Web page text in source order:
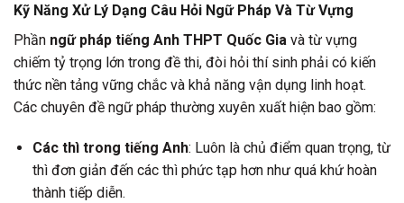
Kỹ Năng Xử Lý Dạng Câu Hỏi Ngữ Pháp Và Từ Vựng
Phần ngữ pháp tiếng Anh THPT Quốc Gia và từ vựng
chiếm tỷ trọng lớn trong đề thi, đòi hỏi thí sinh phải có kiến
thức nền tảng vững chắc và khả năng vận dụng linh hoạt.
Các chuyên đề ngữ pháp thường xuyên xuất hiện bao gồm:
Các thì trong tiếng Anh: Luôn là chủ điểm quan trọng, từ
thì đơn giản đến các thì phức tạp hơn như quá khứ hoàn
thành tiếp diễn.